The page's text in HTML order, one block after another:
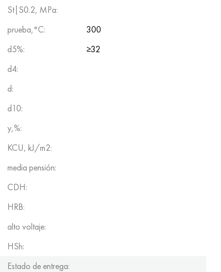
St|S0.2, MPa:
prueba,°C:
300
d5%:
≥32
d4:
d:
d10:
y,%:
KCU, kJ/m2:
media pensión:
CDH:
HRB:
alto voltaje:
HSh:
Estado de entrega: